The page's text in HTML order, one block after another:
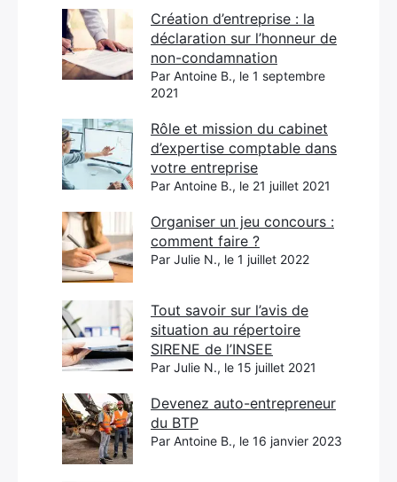
Création d’entreprise : la
déclaration sur l’honneur de
non-condamnation
Par Antoine B., le 1 septembre
2021
Rôle et mission du cabinet
d’expertise comptable dans
votre entreprise
Par Antoine B., le 21 juillet 2021
Organiser un jeu concours :
comment faire ?
Par Julie N., le 1 juillet 2022
Tout savoir sur l’avis de
situation au répertoire
SIRENE de l’INSEE
Par Julie N., le 15 juillet 2021
Devenez auto-entrepreneur
du BTP
Par Antoine B., le 16 janvier 2023